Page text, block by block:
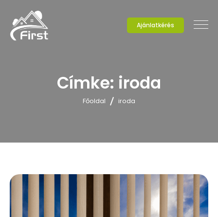
Ajánlatkérés
Címke: iroda
Főoldal iroda